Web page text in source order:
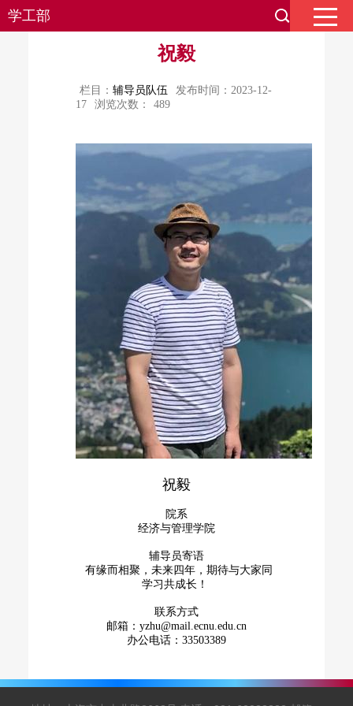
学工部
祝毅
栏目： 辅导员队伍
发布时间：2023-12-
17
浏览次数： 489
祝毅
院系
经济与管理学院
辅导员寄语
有缘而相聚，未来四年，期待与大家同
学习共成长！
联系方式
邮箱：yzhu@mail.ecnu.edu.cn
办公电话：33503389